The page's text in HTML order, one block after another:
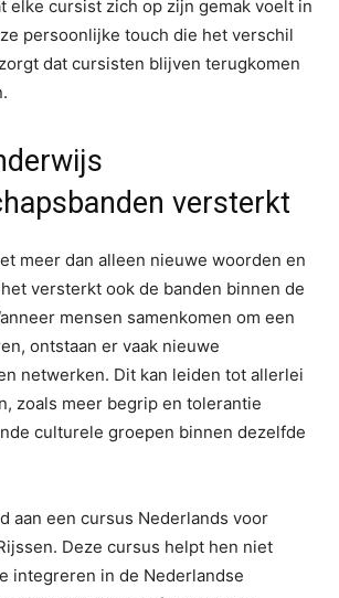
elke cursist zich op zijn gemak voelt in
persoonlijke touch die het verschil
dat cursisten blijven terugkomen
versterkt
meer dan alleen nieuwe woorden en
versterkt ook de banden binnen de
mensen samenkomen om een
ontstaan er vaak nieuwe
netwerken. Dit kan leiden tot allerlei
zoals meer begrip en tolerantie
culturele groepen binnen dezelfde
aan een cursus Nederlands voor
Deze cursus helpt hen niet
integreren in de Nederlandse